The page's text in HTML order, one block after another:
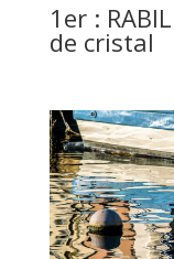
1er :
de cristal